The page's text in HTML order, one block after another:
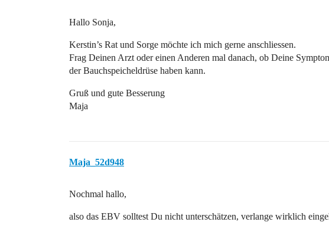
Hallo Sonja,
Kerstin’s Rat und Sorge möchte ich mich gerne anschliessen.
Frag Deinen Arzt oder einen Anderen mal danach, ob Deine
der Bauchspeicheldrüse haben kann.
Gruß und gute Besserung
Maja
Maja_52d948
Nochmal hallo,
also das EBV solltest Du nicht unterschätzen, verlange wirklich